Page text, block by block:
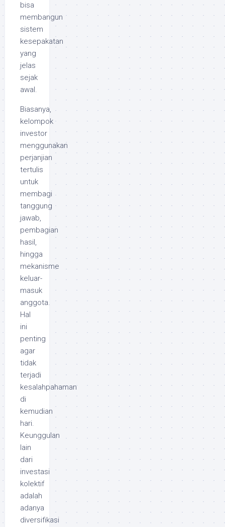
bisa
membangun
sistem
kesepakatan
yang
jelas
sejak
awal.
Biasanya,
kelompok
investor
menggunakan
perjanjian
tertulis
untuk
membagi
tanggung
jawab,
pembagian
hasil,
hingga
mekanisme
keluar-
masuk
anggota.
Hal
ini
penting
agar
tidak
terjadi
kesalahpahaman
di
kemudian
hari.
Keunggulan
lain
dari
investasi
kolektif
adalah
adanya
diversifikasi